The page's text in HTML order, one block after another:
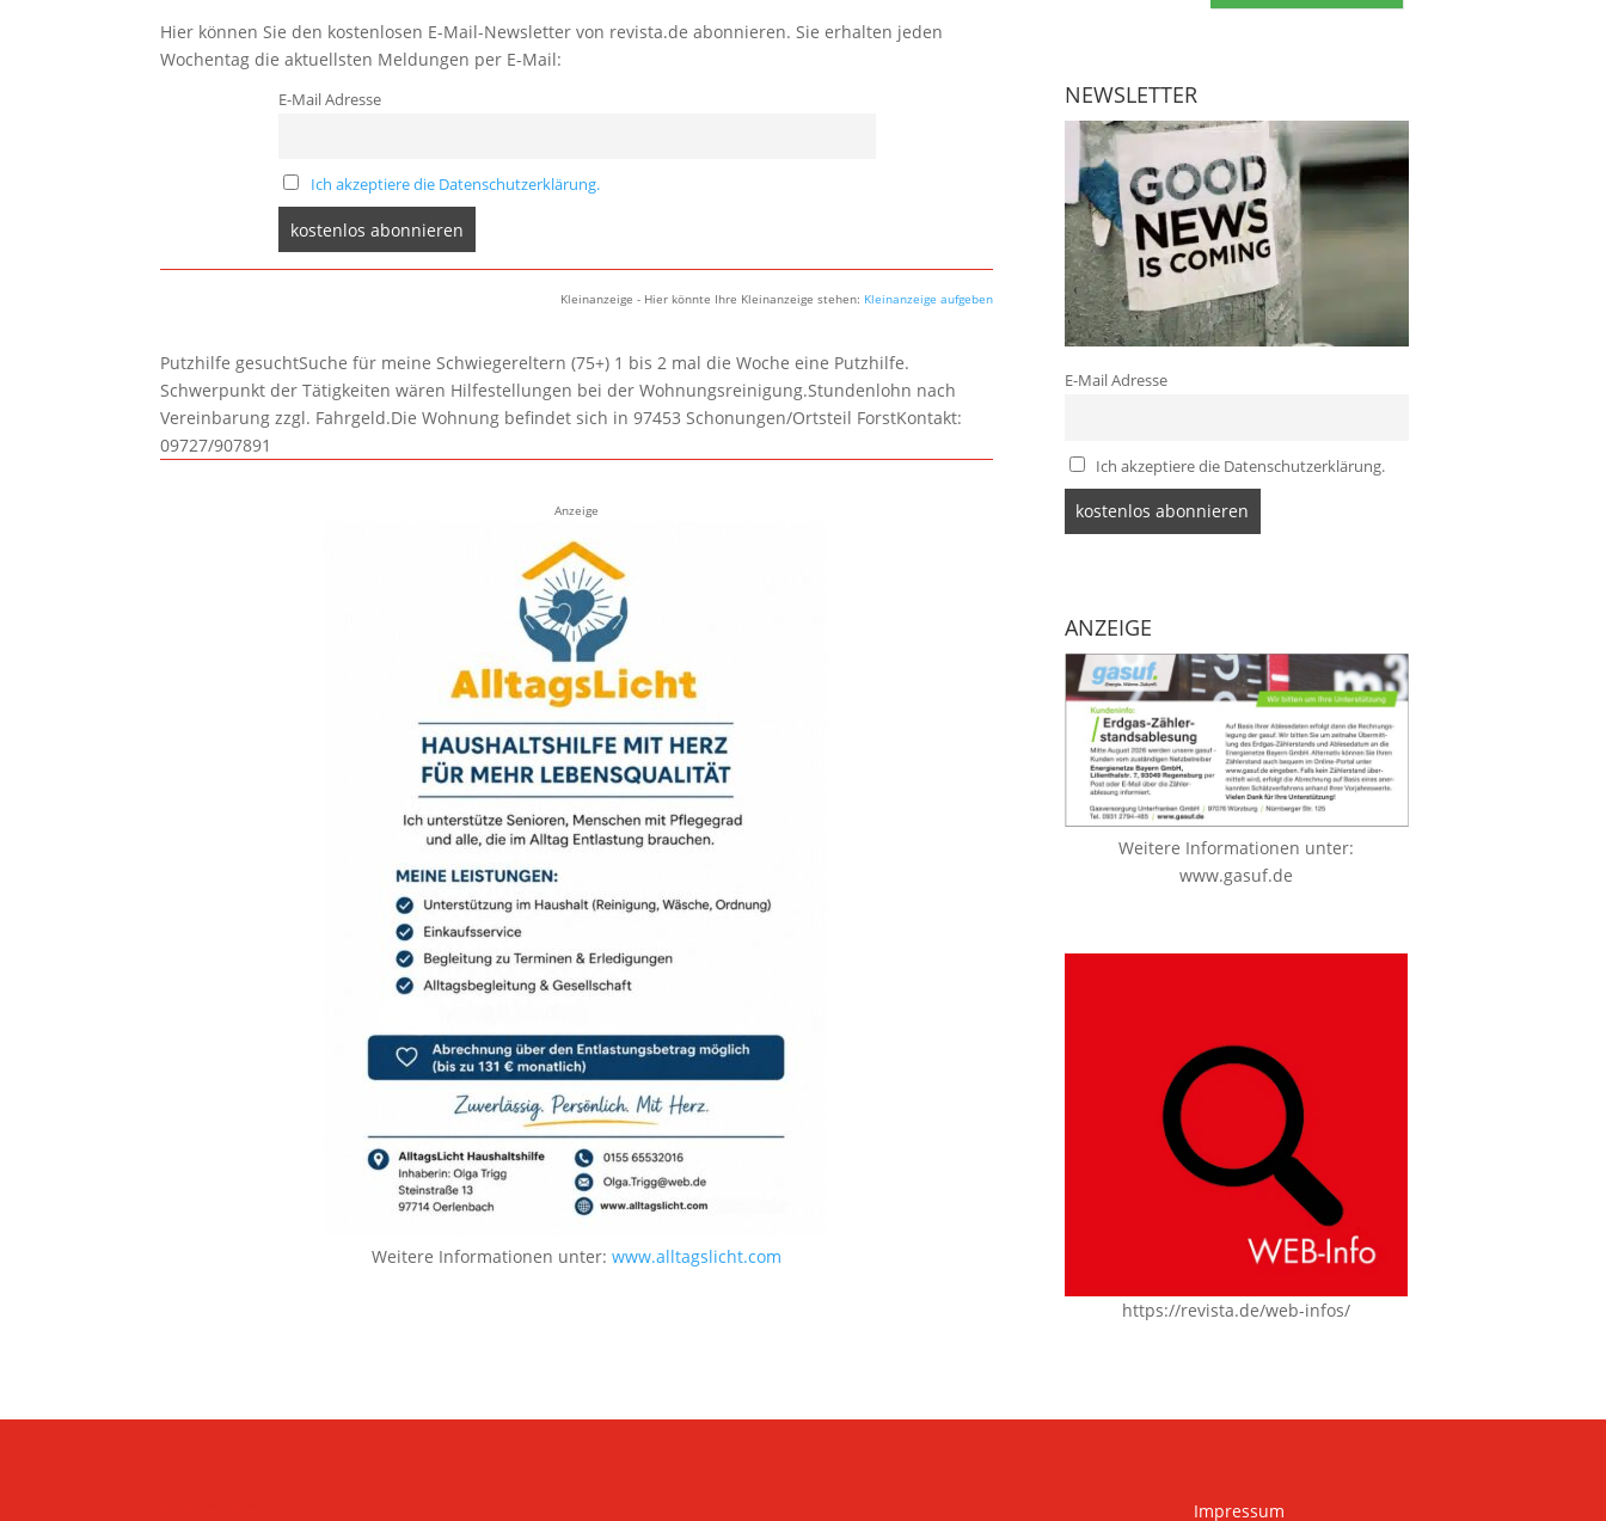
Hier können Sie den kostenlosen E-Mail-Newsletter von revista.de abonnieren. Sie erhalten jeden
Wochentag die aktuellsten Meldungen per E-Mail:
E-Mail Adresse
Ich akzeptiere die Datenschutzerklärung.
Kleinanzeige - Hier könnte Ihre Kleinanzeige stehen: Kleinanzeige aufgeben
Putzhilfe gesuchtSuche für meine Schwiegereltern (75+) 1 bis 2 mal die Woche eine Putzhilfe.
Schwerpunkt der Tätigkeiten wären Hilfestellungen bei der Wohnungsreinigung.Stundenlohn nach
Vereinbarung zzgl. Fahrgeld.Die Wohnung befindet sich in 97453 Schonungen/Ortsteil ForstKontakt:
09727/907891
Anzeige
Weitere Informationen unter:www.alltagslicht.com
NEWSLETTER
E-Mail Adresse
Ich akzeptiere die Datenschutzerklärung.
ANZEIGE
Weitere Informationen unter:
www.gasuf.de
https://revista.de/web-infos/
Impressum